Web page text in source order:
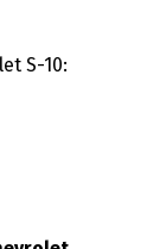
S-10: